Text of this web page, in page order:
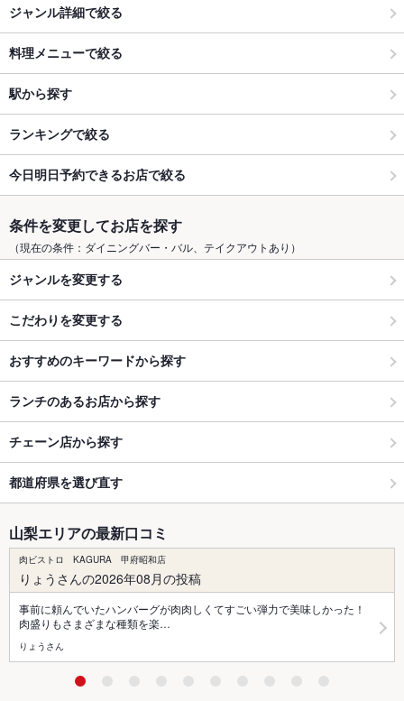
ジャンル詳細で絞る
料理メニューで絞る
駅から探す
ランキングで絞る
今日明日予約できるお店で絞る
条件を変更してお店を探す
（現在の条件：ダイニングバー・バル、テイクアウトあり）
ジャンルを変更する
こだわりを変更する
おすすめのキーワードから探す
ランチのあるお店から探す
チェーン店から探す
都道府県を選び直す
山梨エリアの最新口コミ
肉ビストロ KAGURA 甲府昭和店
りょうさんの2026年08月の投稿
事前に頼んでいたハンバーグが肉肉しくてすごい弾力で美味しかった！
肉盛りもさまざまな種類を楽…
りょうさん